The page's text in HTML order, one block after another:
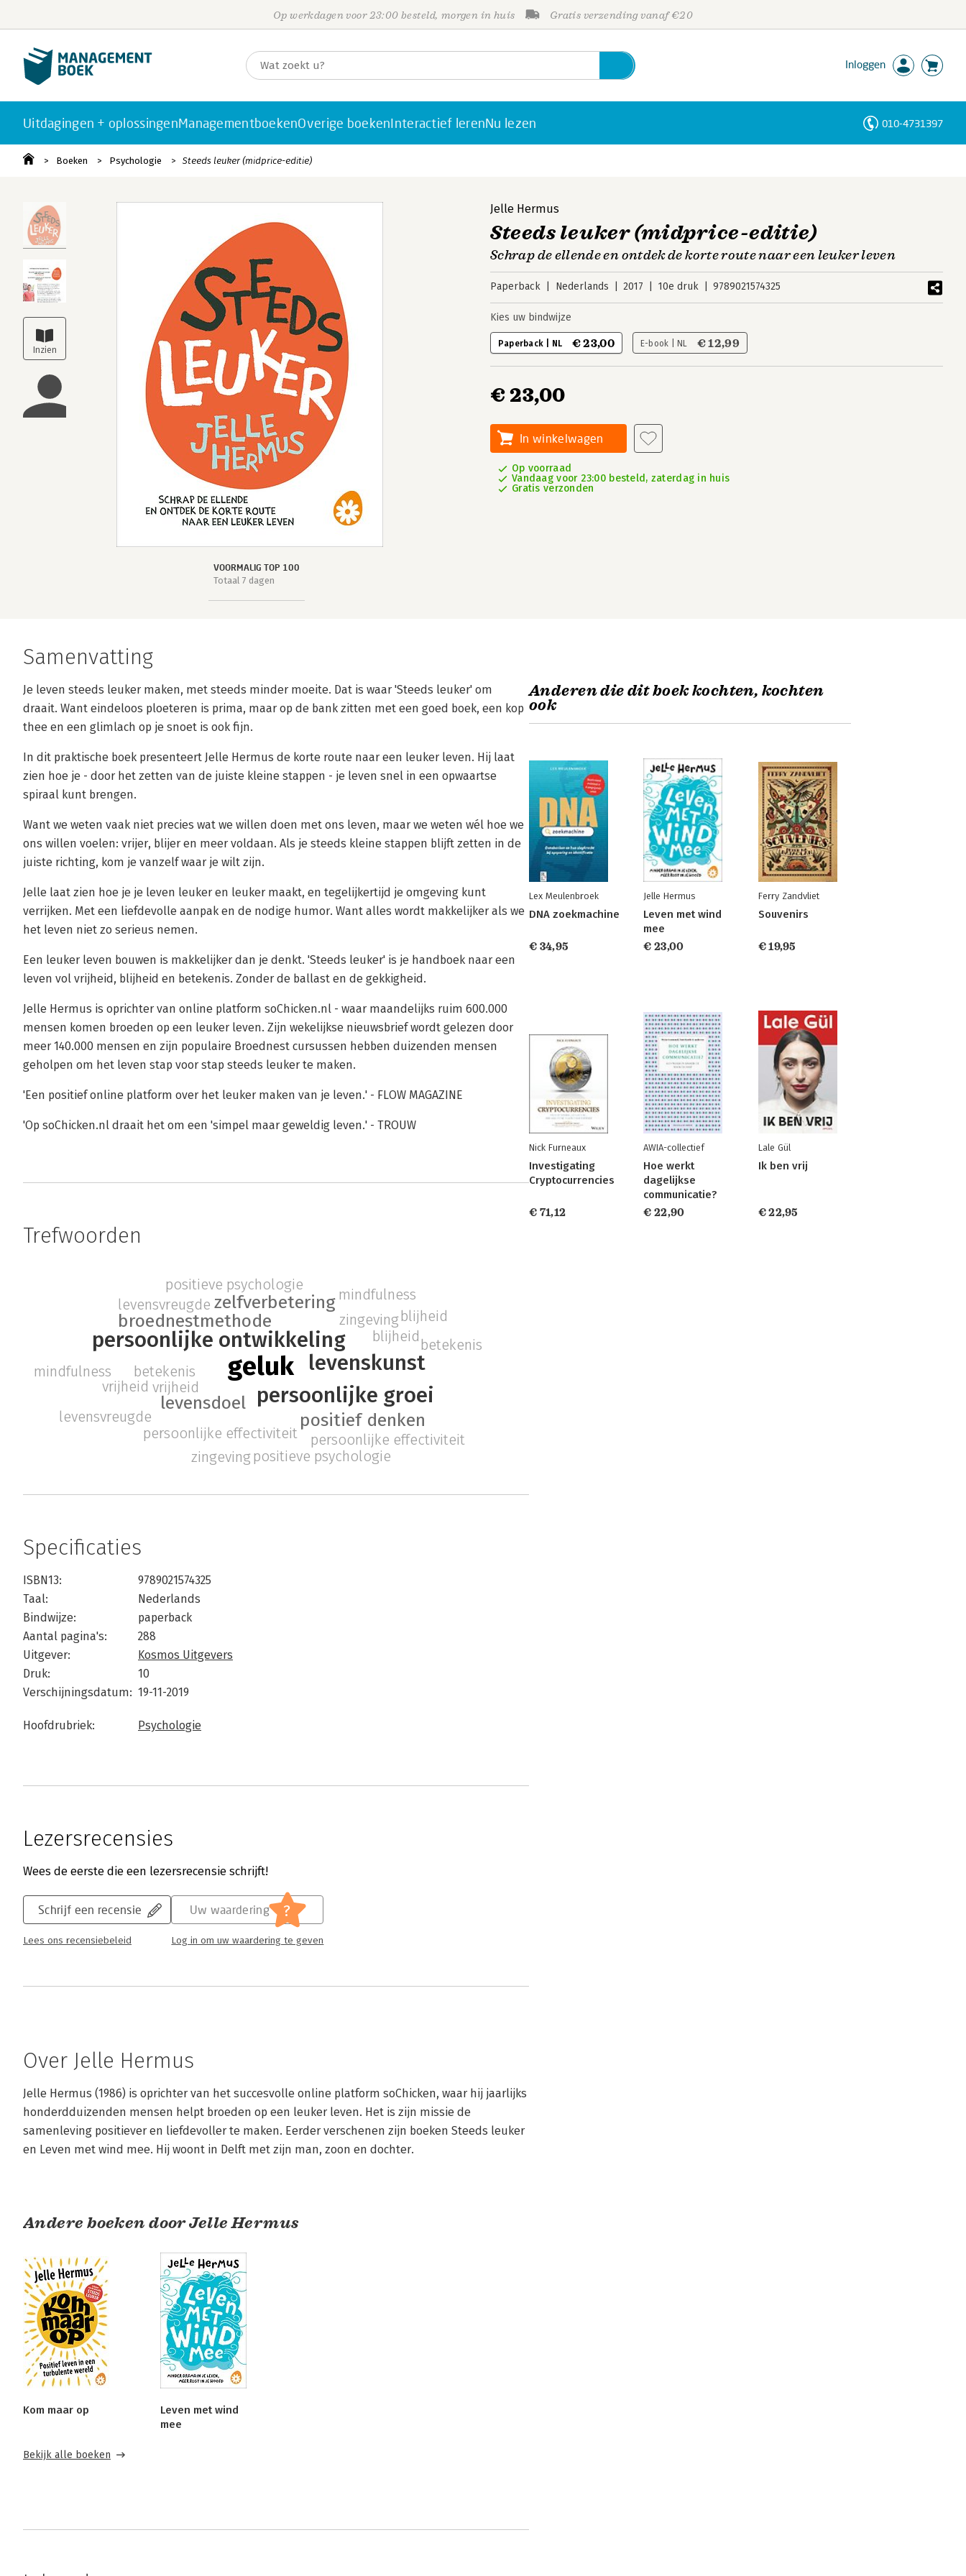
Op werkdagen voor 23:00 besteld, morgen in huis Gratis verzending vanaf €20
Inloggen
Uitdagingen + oplossingenManagementboekenOverige boekenInteractief lerenNu lezen 010-4731397
Boeken Psychologie Steeds leuker (midprice-editie)
VOORMALIG TOP 100
Totaal 7 dagen
Jelle Hermus
Steeds leuker (midprice-editie)
Schrap de ellende en ontdek de korte route naar een leuker leven
Paperback Nederlands 2017 10e druk 9789021574325
Kies uw bindwijze
Paperback | NL € 23,00 E-book | NL € 12,99
€ 23,00
In winkelwagen
Op voorraad
Vandaag voor 23:00 besteld, zaterdag in huis
Gratis verzonden
Samenvatting
Je leven steeds leuker maken, met steeds minder moeite. Dat is waar 'Steeds leuker' om
draait. Want eindeloos ploeteren is prima, maar op de bank zitten met een goed boek, een kop
thee en een glimlach op je snoet is ook fijn.
In dit praktische boek presenteert Jelle Hermus de korte route naar een leuker leven. Hij laat
zien hoe je - door het zetten van de juiste kleine stappen - je leven snel in een opwaartse
spiraal kunt brengen.
Want we weten vaak niet precies wat we willen doen met ons leven, maar we weten wél hoe we
ons willen voelen: vrijer, blijer en meer voldaan. Als je steeds kleine stappen blijft zetten in de
juiste richting, kom je vanzelf waar je wilt zijn.
Jelle laat zien hoe je je leven leuker en leuker maakt, en tegelijkertijd je omgeving kunt
verrijken. Met een liefdevolle aanpak en de nodige humor. Want alles wordt makkelijker als we
het leven niet zo serieus nemen.
Een leuker leven bouwen is makkelijker dan je denkt. 'Steeds leuker' is je handboek naar een
leven vol vrijheid, blijheid en betekenis. Zonder de ballast en de gekkigheid.
Jelle Hermus is oprichter van online platform soChicken.nl - waar maandelijks ruim 600.000
mensen komen broeden op een leuker leven. Zijn wekelijkse nieuwsbrief wordt gelezen door
meer 140.000 mensen en zijn populaire Broednest cursussen hebben duizenden mensen
geholpen om het leven stap voor stap steeds leuker te maken.
'Een positief online platform over het leuker maken van je leven.' - FLOW MAGAZINE
'Op soChicken.nl draait het om een 'simpel maar geweldig leven.' - TROUW
Trefwoorden
geluk
persoonlijke ontwikkeling
levenskunst
persoonlijke groei
broednestmethode
levensdoel
zelfverbetering
positief denken
persoonlijke effectiviteit
vrijheid
betekenis
positieve psychologie
zingeving
blijheid
levensvreugde
mindfulness
persoonlijke effectiviteit
vrijheid
betekenis
positieve psychologie
zingeving
blijheid
levensvreugde
mindfulness
Specificaties
ISBN13:
9789021574325
Taal:
Nederlands
Bindwijze:
paperback
Aantal pagina's:
288
Uitgever:
Kosmos Uitgevers
Druk:
10
Verschijningsdatum: 19-11-2019
Hoofdrubriek: Psychologie
Lezersrecensies
Wees de eerste die een lezersrecensie schrijft!
Schrijf een recensie
Lees ons recensiebeleid
Uw waardering ?
Log in om uw waardering te geven
Over Jelle Hermus
Jelle Hermus (1986) is oprichter van het succesvolle online platform soChicken, waar hij jaarlijks
honderdduizenden mensen helpt broeden op een leuker leven. Het is zijn missie de
samenleving positiever en liefdevoller te maken. Eerder verschenen zijn boeken Steeds leuker
en Leven met wind mee. Hij woont in Delft met zijn man, zoon en dochter.
Andere boeken door Jelle Hermus
Kom maar op
Leven met wind
mee
Bekijk alle boeken
Anderen die dit boek kochten, kochten
ook
Lex Meulenbroek
DNA zoekmachine
€ 34,95
Jelle Hermus
Leven met wind
mee
€ 23,00
Ferry Zandvliet
Souvenirs
€ 19,95
Nick Furneaux
Investigating
Cryptocurrencies
€ 71,12
AWIA-collectief
Hoe werkt
dagelijkse
communicatie?
€ 22,90
Lale Gül
Ik ben vrij
€ 22,95
Personen